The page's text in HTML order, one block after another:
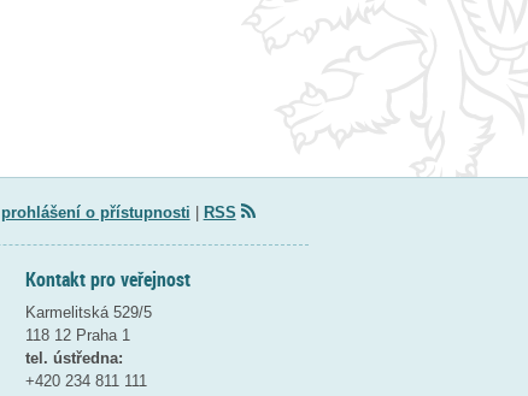
prohlášení o přístupnosti RSS
Kontakt pro veřejnost
Karmelitská 529/5
118 12 Praha 1
tel. ústředna:
+420 234 811 111